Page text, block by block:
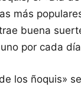
más
buena
por cada
los ñoquis»